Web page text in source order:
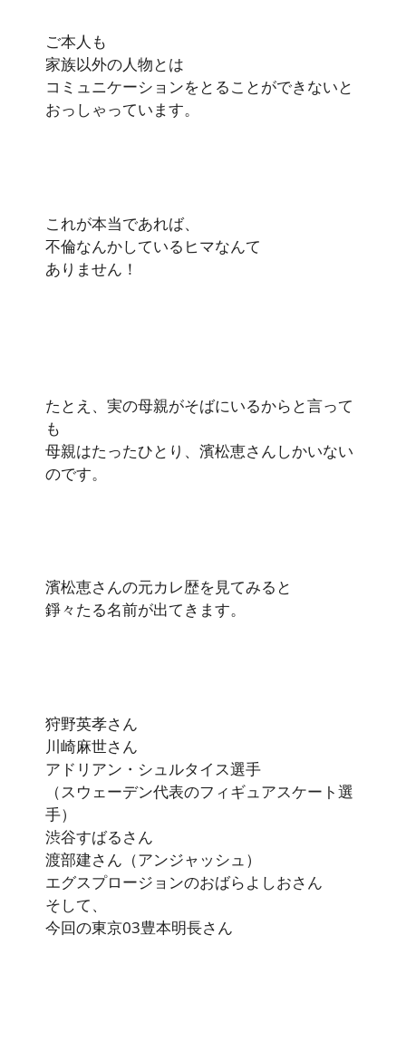
ご本人も
家族以外の人物とは
コミュニケーションをとることができないと
おっしゃっています。
これが本当であれば、
不倫なんかしているヒマなんて
ありません！
たとえ、実の母親がそばにいるからと言って
も
母親はたったひとり、濱松恵さんしかいない
のです。
濱松恵さんの元カレ歴を見てみると
錚々たる名前が出てきます。
狩野英孝さん
川崎麻世さん
アドリアン・シュルタイス選手
（スウェーデン代表のフィギュアスケート選
手）
渋谷すばるさん
渡部建さん（アンジャッシュ）
エグスプロージョンのおばらよしおさん
そして、
今回の東京03豊本明長さん